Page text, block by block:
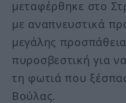
μεταφέρθηκε στο
με αναπνευστικά
μεγάλης
πυροσβεστική για
τη φωτιά που
Βούλας.